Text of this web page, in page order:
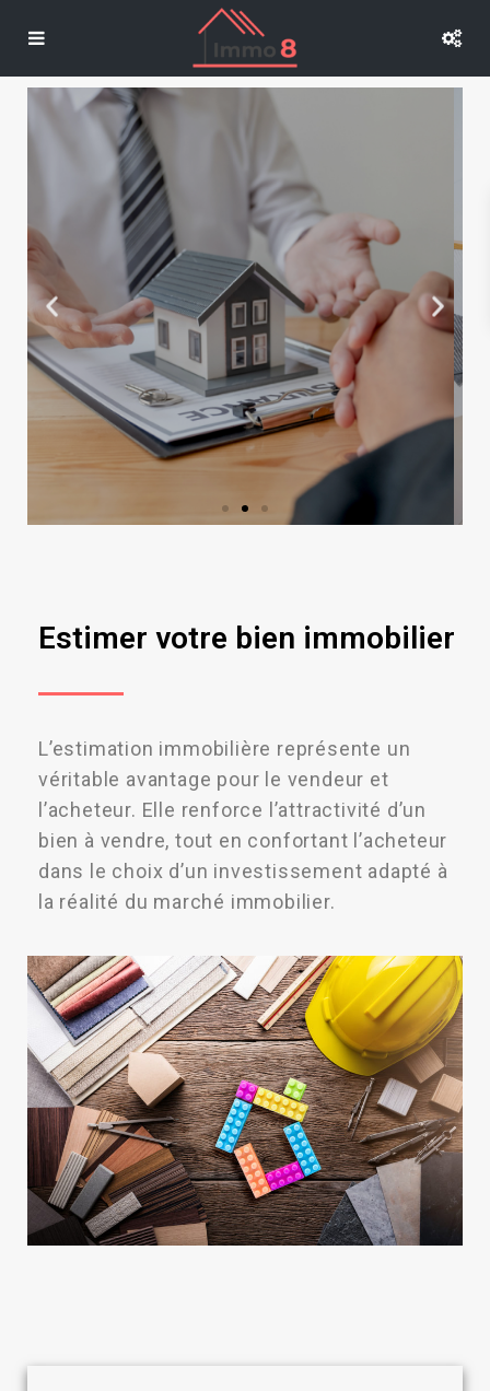
Estimer votre bien immobilier
L’estimation immobilière représente un
véritable avantage pour le vendeur et
l’acheteur. Elle renforce l’attractivité d’un
bien à vendre, tout en confortant l’acheteur
dans le choix d’un investissement adapté à
la réalité du marché immobilier.